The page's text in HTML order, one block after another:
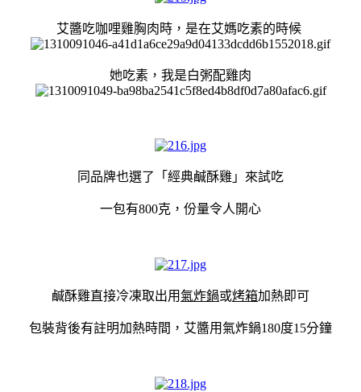
艾醬吃咖哩雞胸肉時，是在艾媽吃素的時候
她吃素，我是白粥配雞肉
同品牌也選了 「 經典鹹酥雞 」來試吃
一包有800克，份量令人開心
鹹酥雞直接冷凍取出用氣炸鍋或烤箱加熱即可
包裝背後有註明加熱時間，艾醬用氣炸鍋180度15分鐘